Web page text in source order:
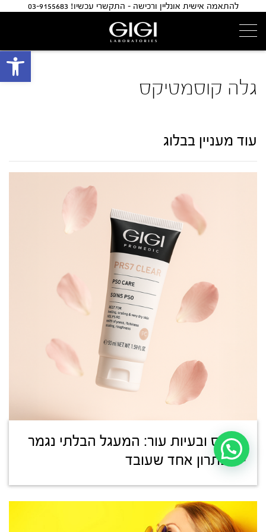
להתאמה אישית אונליין ורכישה - התקשרי עכשיו! 03-9155683
גלה קוסמטיקס
עוד מעניין בבלוג
סטרס ובעיות עור: המעגל הבלתי נגמר
– ופתרון אחד שעובד